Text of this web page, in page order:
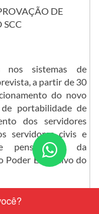
nos
pelo
DE
SCC​
nos sistemas de
a partir de 30
do novo
portabilidade de
dos servidores
servidores civis e
pensionistas da
Poder Executivo do
do servidor ou
do processo, tendo